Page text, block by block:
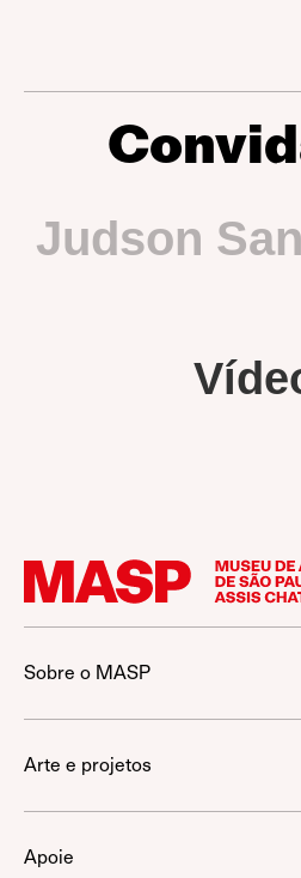
Judson
Sobre o MASP
Arte e projetos
Apoie